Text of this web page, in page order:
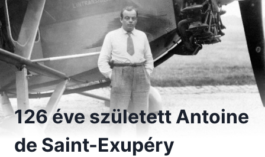
126 éve született Antoine
de Saint-Exupéry